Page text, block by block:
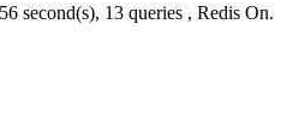
second(s), 13 queries , Redis On.